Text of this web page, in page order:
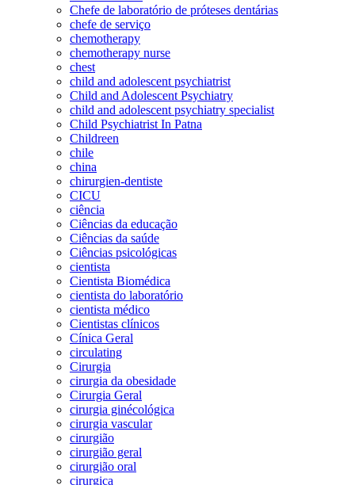
Chefe de laboratório de próteses dentárias
chefe de serviço
chemotherapy
chemotherapy nurse
chest
child and adolescent psychiatrist
Child and Adolescent Psychiatry
child and adolescent psychiatry specialist
Child Psychiatrist In Patna
Childreen
chile
china
chirurgien-dentiste
CICU
ciência
Ciências da educação
Ciências da saúde
Ciências psicológicas
cientista
Cientista Biomédica
cientista do laboratório
cientista médico
Cientistas clínicos
Cínica Geral
circulating
Cirurgia
cirurgia da obesidade
Cirurgia Geral
cirurgia ginécológica
cirurgia vascular
cirurgião
cirurgião geral
cirurgião oral
cirurgica